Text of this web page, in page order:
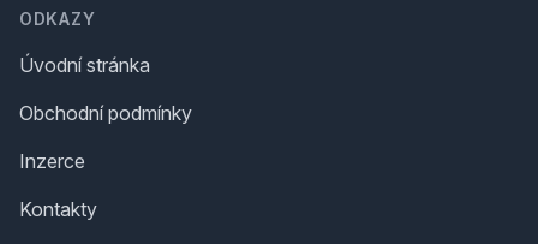
ODKAZY
Úvodní stránka
Obchodní podmínky
Inzerce
Kontakty